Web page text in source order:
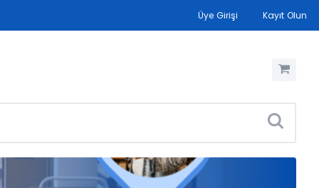
Üye Girişi Kayıt Olun